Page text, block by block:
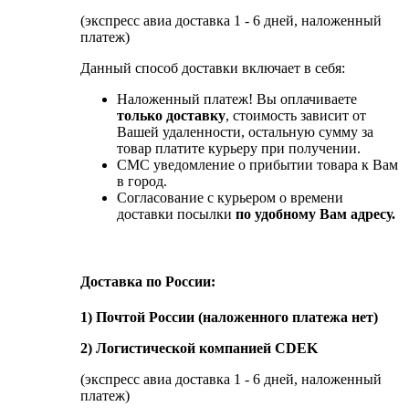
(экспресс авиа доставка 1 - 6 дней, наложенный
платеж)
Данный способ доставки включает в себя:
Наложенный платеж! Вы оплачиваете
только доставку, стоимость зависит от
Вашей удаленности, остальную сумму за
товар платите курьеру при получении.
СМС уведомление о прибытии товара к Вам
в город.
Согласование с курьером о времени
доставки посылки по удобному Вам адресу.
Доставка по России:
1) Почтой России (наложенного платежа нет)
2) Логистической компанией CDEK
(экспресс авиа доставка 1 - 6 дней, наложенный
платеж)